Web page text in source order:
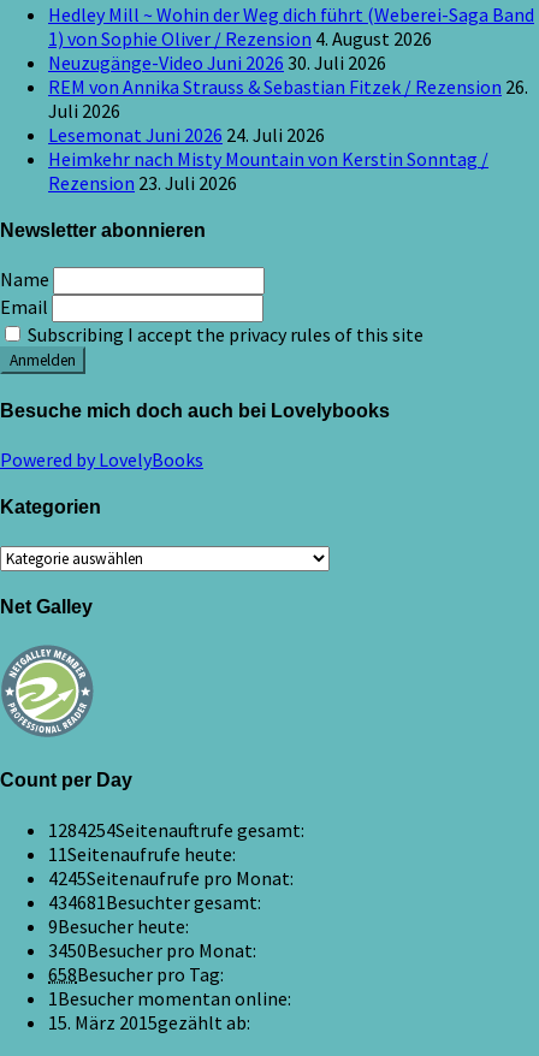
Hedley Mill ~ Wohin der Weg dich führt (Weberei-Saga Band
1) von Sophie Oliver / Rezension 4. August 2026
Neuzugänge-Video Juni 2026 30. Juli 2026
REM von Annika Strauss & Sebastian Fitzek / Rezension 26.
Juli 2026
Lesemonat Juni 2026 24. Juli 2026
Heimkehr nach Misty Mountain von Kerstin Sonntag /
Rezension 23. Juli 2026
Newsletter abonnieren
Name
Email
Subscribing I accept the privacy rules of this site
Besuche mich doch auch bei Lovelybooks
Powered by LovelyBooks
Kategorien
Kategorien
Net Galley
Count per Day
1284254Seitenauftrufe gesamt:
11Seitenaufrufe heute:
4245Seitenaufrufe pro Monat:
434681Besuchter gesamt:
9Besucher heute:
3450Besucher pro Monat:
658Besucher pro Tag:
1Besucher momentan online:
15. März 2015gezählt ab: